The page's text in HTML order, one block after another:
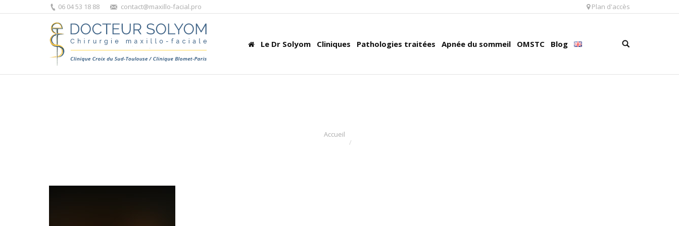
06 04 53 18 88 contact@maxillo-facial.pro Plan d'accès
Le Dr Solyom Cliniques Pathologies traitées Apnée du sommeil OMSTC Blog
Accueil